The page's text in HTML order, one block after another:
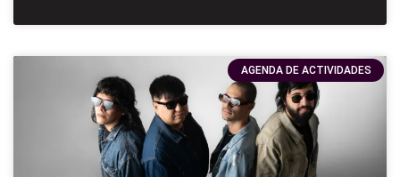
AGENDA DE ACTIVIDADES